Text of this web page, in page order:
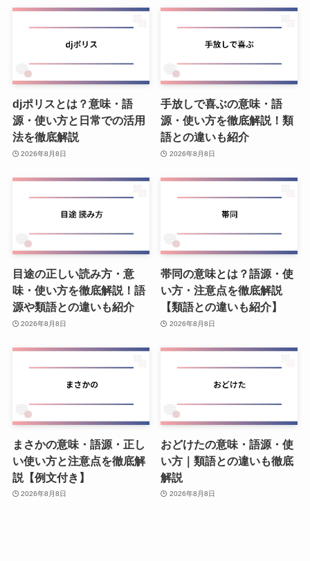
djポリスとは？意味・語
源・使い方と日常での活用
法を徹底解説
2026年8月8日
手放しで喜ぶの意味・語
源・使い方を徹底解説！類
語との違いも紹介
2026年8月8日
目途の正しい読み方・意
味・使い方を徹底解説！語
源や類語との違いも紹介
2026年8月8日
帯同の意味とは？語源・使
い方・注意点を徹底解説
【類語との違いも紹介】
2026年8月8日
まさかの意味・語源・正し
い使い方と注意点を徹底解
説【例文付き】
2026年8月8日
おどけたの意味・語源・使
い方｜類語との違いも徹底
解説
2026年8月8日